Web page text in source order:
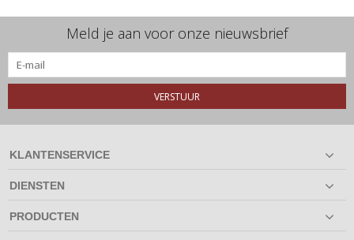
Meld je aan voor onze nieuwsbrief
VERSTUUR
KLANTENSERVICE
DIENSTEN
PRODUCTEN